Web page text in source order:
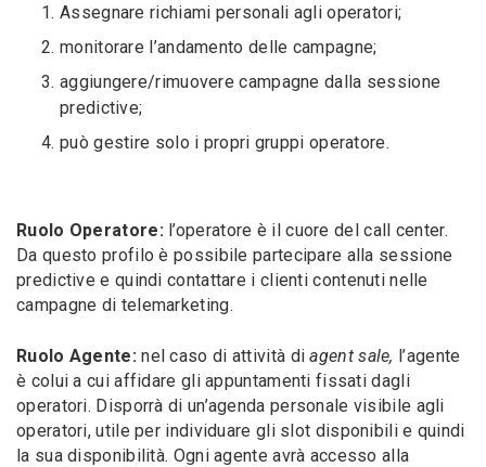
Assegnare richiami personali agli operatori;
monitorare l’andamento delle campagne;
aggiungere/rimuovere campagne dalla sessione
predictive;
può gestire solo i propri gruppi operatore.
Ruolo Operatore: l’operatore è il cuore del call center.
Da questo profilo è possibile partecipare alla sessione
predictive e quindi contattare i clienti contenuti nelle
campagne di telemarketing.
Ruolo Agente:nel caso di attività diagent sale, l’agente
è colui a cui affidare gli appuntamenti fissati dagli
operatori. Disporrà di un’agenda personale visibile agli
operatori, utile per individuare gli slot disponibili e quindi
la sua disponibilità. Ogni agente avrà accesso alla